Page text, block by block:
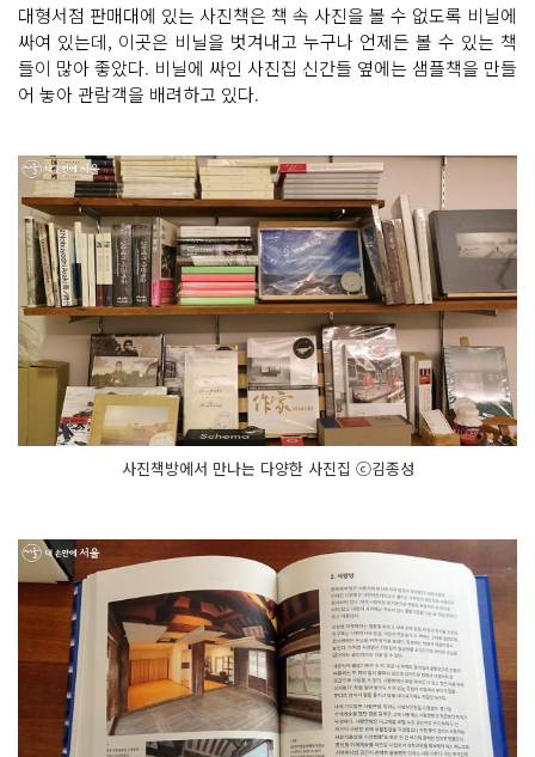
대형서점 판매대에 있는 사진책은 책 속 사진을 볼 수 없도록 비닐에
싸여 있는데, 이곳은 비닐을 벗겨내고 누구나 언제든 볼 수 있는 책
들이 많아 좋았다. 비닐에 싸인 사진집 신간들 옆에는 샘플책을 만들
어 놓아 관람객을 배려하고 있다.
사진책방에서 만나는 다양한 사진집 ⓒ김종성